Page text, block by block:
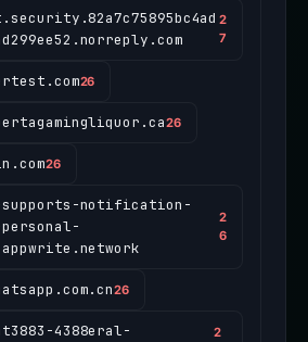
2
7
26
26
26
supports-notification-
2
6
26
4388eral-
2